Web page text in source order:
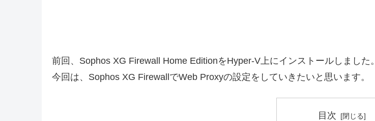
前回、Sophos XG Firewall Home EditionをHyper-V上にインストールしました。
今回は、Sophos XG FirewallでWeb Proxyの設定をしていきたいと思います。
目次